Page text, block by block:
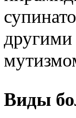
Виды